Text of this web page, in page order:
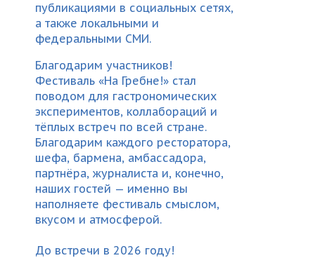
публикациями в социальных сетях,
а также локальными и
федеральными СМИ.
Благодарим участников!
Фестиваль «На Гребне!» стал
поводом для гастрономических
экспериментов, коллабораций и
тёплых встреч по всей стране.
Благодарим каждого ресторатора,
шефа, бармена, амбассадора,
партнёра, журналиста и, конечно,
наших гостей — именно вы
наполняете фестиваль смыслом,
вкусом и атмосферой.
До встречи в 2026 году!